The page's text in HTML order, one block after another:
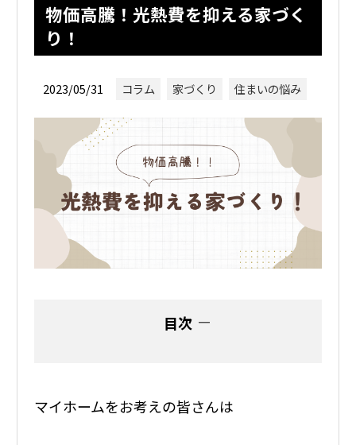
物価高騰！光熱費を抑える家づく
り！
2023/05/31 コラム 家づくり 住まいの悩み
目次
マイホームをお考えの皆さんは